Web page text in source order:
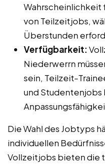
von Teilzeitjobs,
Überstunden
Verfügbarkeit:
Niederwerrn
sein, Teilzeit-
und
Die Wahl des Jobtyps
individuellen
Vollzeitjobs bieten die